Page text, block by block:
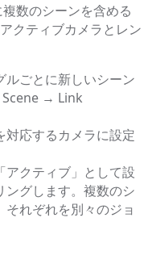
数のシーンを含める
クティブカメラとレン
ルごとに新しいシーン
Scene → Link
対応するカメラに設定
アクティブ」として設
ングします。複数のシ
れぞれを別々のジョ